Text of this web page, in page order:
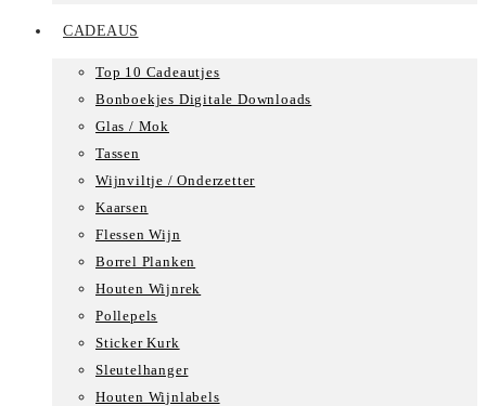
CADEAUS
Top 10 Cadeautjes
Bonboekjes Digitale Downloads
Glas / Mok
Tassen
Wijnviltje / Onderzetter
Kaarsen
Flessen Wijn
Borrel Planken
Houten Wijnrek
Pollepels
Sticker Kurk
Sleutelhanger
Houten Wijnlabels